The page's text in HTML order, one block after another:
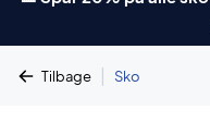
Tilbage | Sko